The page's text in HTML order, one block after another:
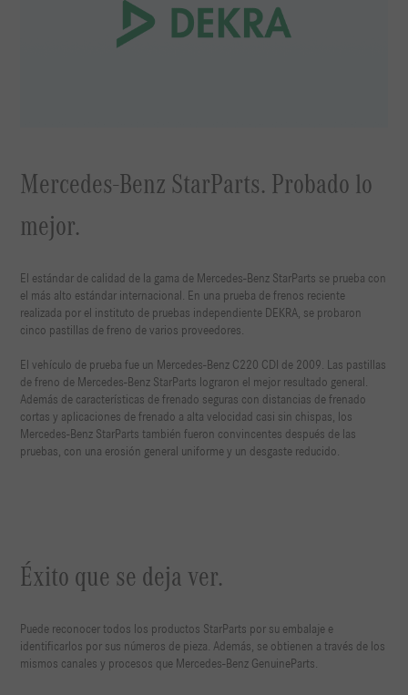
Mercedes-Benz StarParts. Probado lo
mejor.
El estándar de calidad de la gama de Mercedes-Benz StarParts se prueba con
el más alto estándar internacional. En una prueba de frenos reciente
realizada por el instituto de pruebas independiente DEKRA, se probaron
cinco pastillas de freno de varios proveedores.
El vehículo de prueba fue un Mercedes-Benz C220 CDI de 2009. Las pastillas
de freno de Mercedes-Benz StarParts lograron el mejor resultado general.
Además de características de frenado seguras con distancias de frenado
cortas y aplicaciones de frenado a alta velocidad casi sin chispas, los
Mercedes-Benz StarParts también fueron convincentes después de las
pruebas, con una erosión general uniforme y un desgaste reducido.
Éxito que se deja ver.
Puede reconocer todos los productos StarParts por su embalaje e
identificarlos por sus números de pieza. Además, se obtienen a través de los
mismos canales y procesos que Mercedes-Benz GenuineParts.